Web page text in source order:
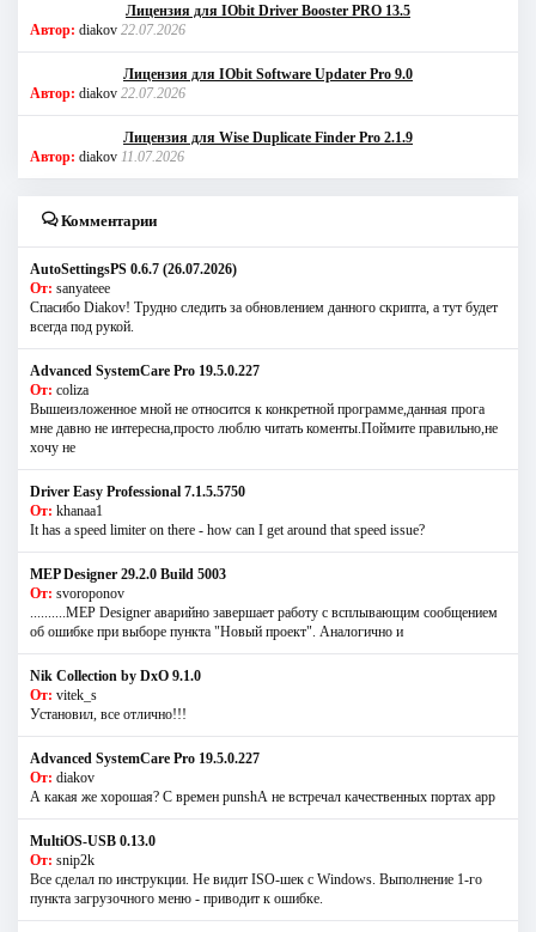
Лицензия для IObit Driver Booster PRO 13.5
Автор: diakov 22.07.2026
Лицензия для IObit Software Updater Pro 9.0
Автор: diakov 22.07.2026
Лицензия для Wise Duplicate Finder Pro 2.1.9
Автор: diakov 11.07.2026
Комментарии
AutoSettingsPS 0.6.7 (26.07.2026)
От: sanyateee
Спасибо Diakov! Трудно следить за обновлением данного скрипта, а тут будет
всегда под рукой.
Advanced SystemCare Pro 19.5.0.227
От: coliza
Вышеизложенное мной не относится к конкретной программе,данная прога
мне давно не интересна,просто люблю читать коменты.Поймите правильно,не
хочу не
Driver Easy Professional 7.1.5.5750
От: khanaa1
It has a speed limiter on there - how can I get around that speed issue?
MEP Designer 29.2.0 Build 5003
От: svoroponov
..........MEP Designer аварийно завершает работу с всплывающим сообщением
об ошибке при выборе пункта "Новый проект". Аналогично и
Nik Collection by DxO 9.1.0
От: vitek_s
Установил, все отлично!!!
Advanced SystemCare Pro 19.5.0.227
От: diakov
А какая же хорошая? С времен punshА не встречал качественных портах app
MultiOS-USB 0.13.0
От: snip2k
Все сделал по инструкции. Не видит ISO-шек с Windows. Выполнение 1-го
пункта загрузочного меню - приводит к ошибке.